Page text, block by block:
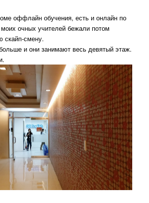
оффлайн обучения, есть и онлайн по
очных учителей бежали потом
скайп-смену.
и они занимают весь девятый этаж.